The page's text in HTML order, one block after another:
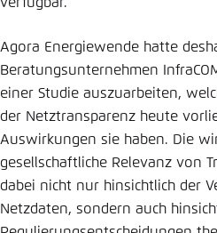
Agora Energiewende hatte
Beratungsunternehmen
einer Studie auszuarbeiten,
der Netztransparenz heute
Auswirkungen sie haben. Die
gesellschaftliche Relevanz von
dabei nicht nur hinsichtlich der
Netzdaten, sondern auch